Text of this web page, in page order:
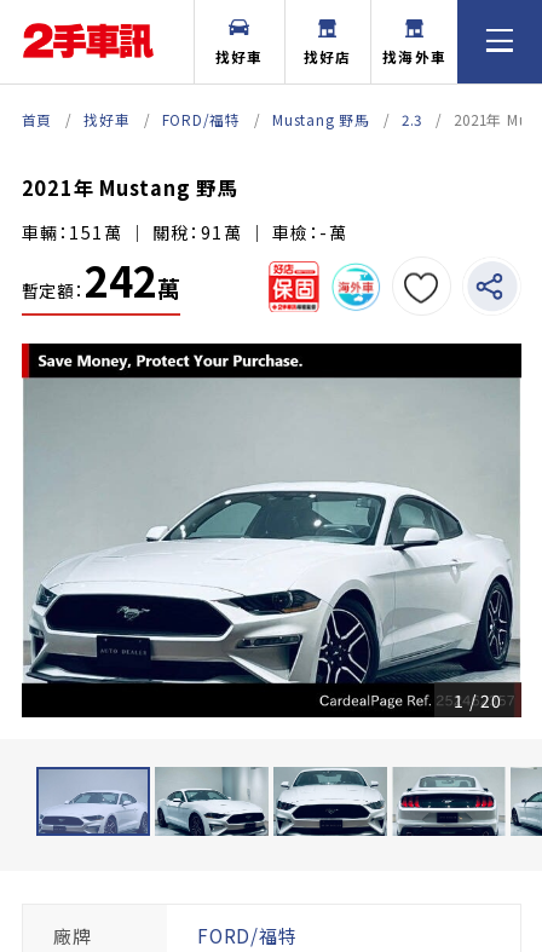
找好車 找好店 找海外車
首頁 找好車 FORD/福特 Mustang 野馬 2.3 2021年
2021年 Mustang 野馬
車輛：151萬 ｜ 關稅：91萬 ｜ 車檢：-萬
暫定額： 242萬
1/20
廠牌 FORD/福特